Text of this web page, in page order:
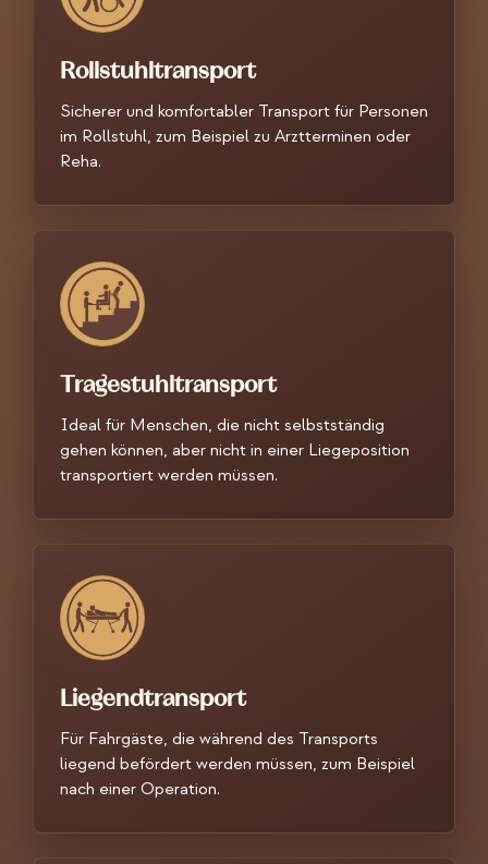
Rollstuhltransport
Sicherer und komfortabler Transport für Personen
im Rollstuhl, zum Beispiel zu Arztterminen oder
Reha.
Tragestuhltransport
Ideal für Menschen, die nicht selbstständig
gehen können, aber nicht in einer Liegeposition
transportiert werden müssen.
Liegendtransport
Für Fahrgäste, die während des Transports
liegend befördert werden müssen, zum Beispiel
nach einer Operation.